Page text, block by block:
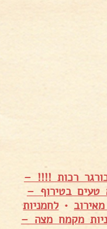
רכות !!!! –
טעים בטירוף –
• לחמניות
מקמח מצה –